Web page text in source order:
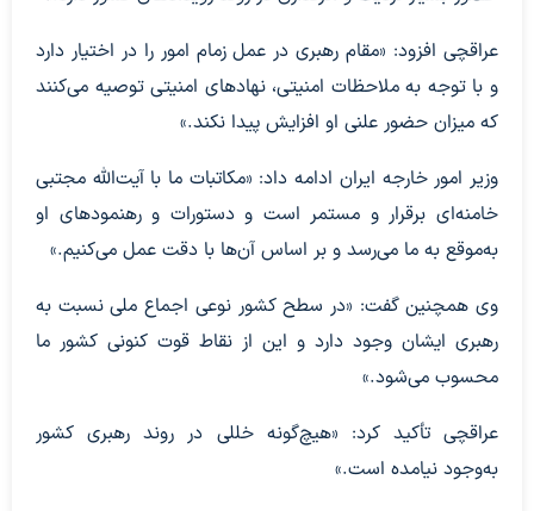
عراقچی افزود: «مقام رهبری در عمل زمام امور را در اختیار دارد
و با توجه به ملاحظات امنیتی، نهادهای امنیتی توصیه می‌کنند
که میزان حضور علنی او افزایش پیدا نکند.»
وزیر امور خارجه ایران ادامه داد: «مکاتبات ما با آیت‌الله مجتبی
خامنه‌ای برقرار و مستمر است و دستورات و رهنمودهای او
به‌موقع به ما می‌رسد و بر اساس آن‌ها با دقت عمل می‌کنیم.»
وی همچنین گفت: «در سطح کشور نوعی اجماع ملی نسبت به
رهبری ایشان وجود دارد و این از نقاط قوت کنونی کشور ما
محسوب می‌شود.»
عراقچی تأکید کرد: «هیچ‌گونه خللی در روند رهبری کشور
به‌وجود نیامده است.»